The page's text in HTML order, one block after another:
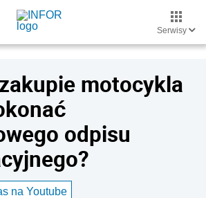
Serwisy
motocykla
odpisu
na Youtube